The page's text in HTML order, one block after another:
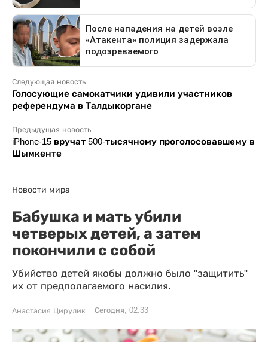
Следующая новость
Голосующие самокатчики удивили участников
референдума в Талдыкоргане
Предыдущая новость
iPhone-15 вручат 500-тысячному проголосовавшему в
Шымкенте
Новости мира
Бабушка и мать убили
четверых детей, а затем
покончили с собой
Убийство детей якобы должно было "защитить"
их от предполагаемого насилия.
Анастасия Цирулик Сегодня, 02:33